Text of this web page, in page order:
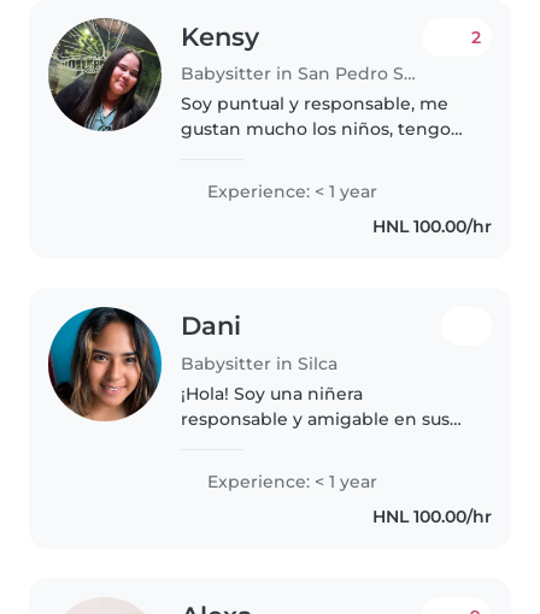
Kensy
Babysitter in San Pedro Sula
2
Soy puntual y responsable, me
gustan mucho los niños, tengo
agrada su compañía, soy
profesional graduada así que me
gusta enseñarles y estar con
Experience: < 1 year
HNL 100.00/hr
Dani
Babysitter in Silca
¡Hola! Soy una niñera
responsable y amigable en sus
de niños en etapa de preescolar.
Aunque soy nueva en esto, estoy
estudiando en la universidad y
Experience: < 1 year
HNL 100.00/hr